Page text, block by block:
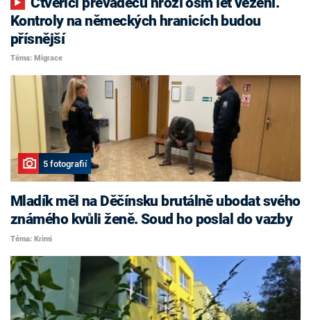
Kontroly na německých hranicích budou
přísnější
Téma: Migrace
5 fotografií
Mladík měl na Děčínsku brutálně ubodat svého
známého kvůli ženě. Soud ho poslal do vazby
Téma: Krimi